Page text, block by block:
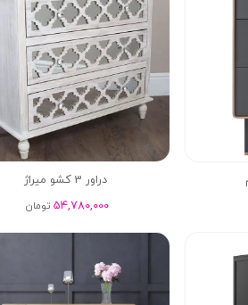
دراور 3 کشو میراژ
54,780,000 تومان